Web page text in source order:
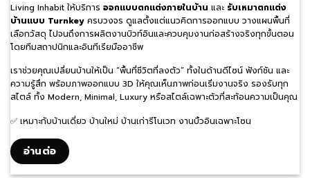
Living Inhabit ให้บริการ ออกแบบตกแต่งภายในบ้าน และ รับเหมาตกแต่ง
บ้านแบบ Turnkey ครบวงจร ดูแลตั้งแต่แนวคิดการออกแบบ วางแผนพื้นที่
เลือกวัสดุ ไปจนถึงการผลิตงานบิวท์อินและควบคุมงานก่อสร้างจริงทุกขั้นตอน
โดยทีมสถาปนิกและอินทีเรียมืออาชีพ
เราช่วยคุณเปลี่ยนบ้านให้เป็น “พื้นที่ชีวิตที่ลงตัว” ทั้งในด้านดีไซน์ ฟังก์ชัน และ
ความรู้สึก พร้อมภาพออกแบบ 3D ให้คุณเห็นภาพก่อนเริ่มงานจริง รองรับทุก
สไตล์ ทั้ง Modern, Minimal, Luxury หรือสไตล์เฉพาะตัวที่สะท้อนความเป็นคุณ
✅ เหมาะกับบ้านเดี่ยว บ้านใหม่ บ้านเก่ารีโนเวท งานบิ้วอินเฉพาะโซน
อ่านต่อ